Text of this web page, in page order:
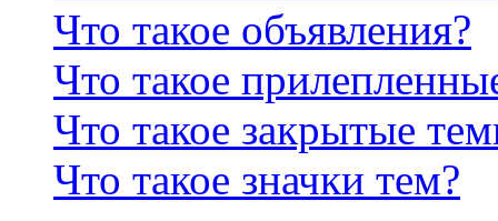
Что такое объявления?
Что такое
Что такое закрытые
Что такое значки тем?